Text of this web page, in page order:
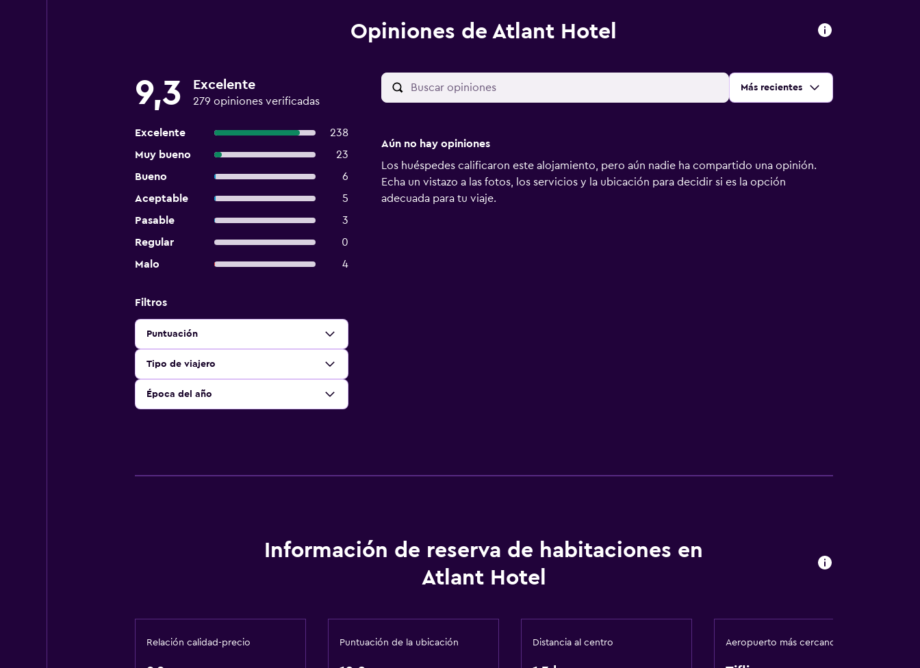
Opiniones de Atlant Hotel
9,3 Excelente
279 opiniones verificadas
Excelente
238
Muy bueno
23
Bueno
6
Aceptable
5
Pasable
3
Regular
0
Malo
4
Ordenar por:
Más recientes
Filtros
Puntuación
Tipo de viajero
Época del año
Aún no hay opiniones
Los huéspedes calificaron este alojamiento, pero aún nadie ha compartido una opinión.
Echa un vistazo a las fotos, los servicios y la ubicación para decidir si es la opción
adecuada para tu viaje.
Información de reserva de habitaciones en
Atlant Hotel
Relación calidad-precio Puntuación de la ubicación Distancia al centro Aeropuerto más cercano